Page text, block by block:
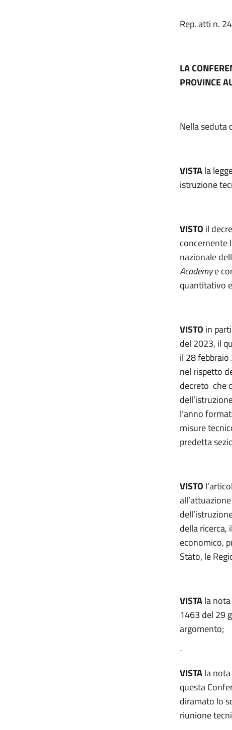
Rep. atti n.
LA
PROVINCE
Nella seduta
VISTAla
istruzione
VISTO il
concernente
nazionale
Academye
quantitativo
VISTO in
del 2023, il
il 28
nel rispetto
decreto che
l’anno
misure
predetta
VISTO
della ricerca,
economico,
Stato, le
VISTAla
1463 del 29
argomento;
VISTAla
questa
diramato lo
riunione